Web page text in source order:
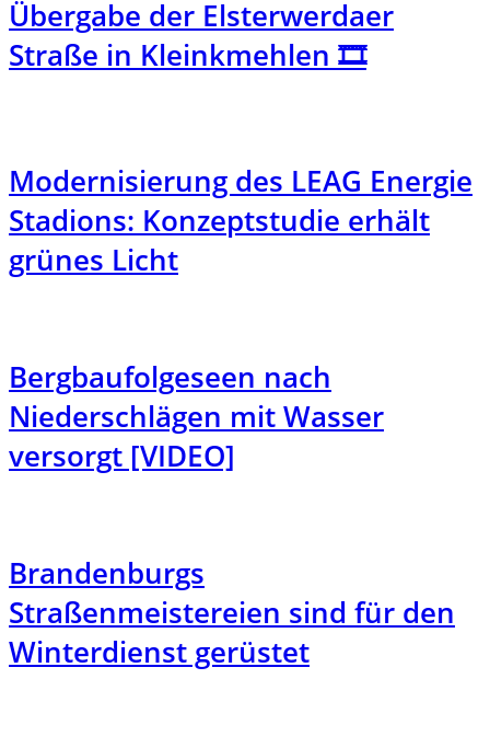
Übergabe der Elsterwerdaer
Straße in Kleinkmehlen 🎞️
Modernisierung des LEAG Energie
Stadions: Konzeptstudie erhält
grünes Licht
Bergbaufolgeseen nach
Niederschlägen mit Wasser
versorgt [VIDEO]
Brandenburgs
Straßenmeistereien sind für den
Winterdienst gerüstet